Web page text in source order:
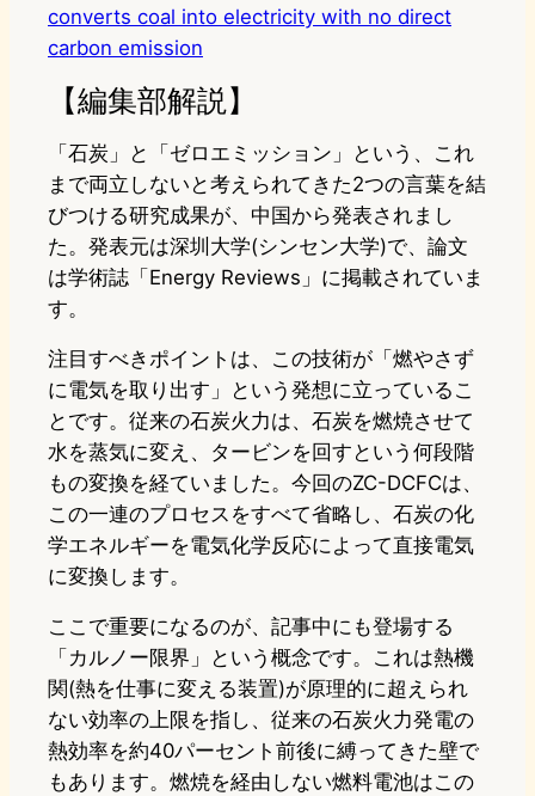
converts coal into electricity with no direct
carbon emission
【編集部解説】
「石炭」と「ゼロエミッション」という、これ
まで両立しないと考えられてきた2つの言葉を結
びつける研究成果が、中国から発表されまし
た。発表元は深圳大学(シンセン大学)で、論文
は学術誌「Energy Reviews」に掲載されていま
す。
注目すべきポイントは、この技術が「燃やさず
に電気を取り出す」という発想に立っているこ
とです。従来の石炭火力は、石炭を燃焼させて
水を蒸気に変え、タービンを回すという何段階
もの変換を経ていました。今回のZC-DCFCは、
この一連のプロセスをすべて省略し、石炭の化
学エネルギーを電気化学反応によって直接電気
に変換します。
ここで重要になるのが、記事中にも登場する
「カルノー限界」という概念です。これは熱機
関(熱を仕事に変える装置)が原理的に超えられ
ない効率の上限を指し、従来の石炭火力発電の
熱効率を約40パーセント前後に縛ってきた壁で
もあります。燃焼を経由しない燃料電池はこの